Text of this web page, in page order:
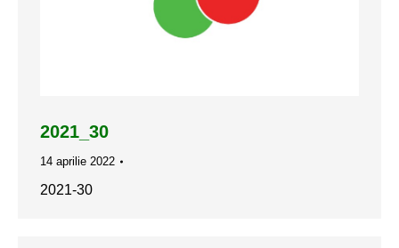
2021_30
14 aprilie 2022
2021-30